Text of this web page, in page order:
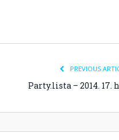
PREVIOUS
Party.lista – 2014. 17.